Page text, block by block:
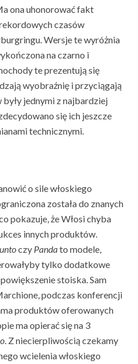
ona uhonorować fakt
czasów
Wersje te wyróżnia
na czarno i
te prezentują się
wyobraźnię i przyciągają
jednymi z najbardziej
się ich jeszcze
technicznymi.
o sile włoskiego
została do znanych
pokazuje, że Włosi chyba
innych produktów.
czy Pandato modele,
tylko dodatkowe
stoiska. Sam
podczas konferencji
produktów oferowanych
ma opierać się na 3
. Z niecierpliwością czekamy
wcielenia włoskiego